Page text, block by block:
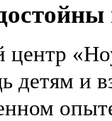
центр
детям и